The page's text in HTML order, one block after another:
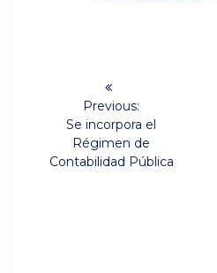
Navegación
entradas
Previous:
PreviousSe incorpora el
Régimen de
Contabilidad Pública